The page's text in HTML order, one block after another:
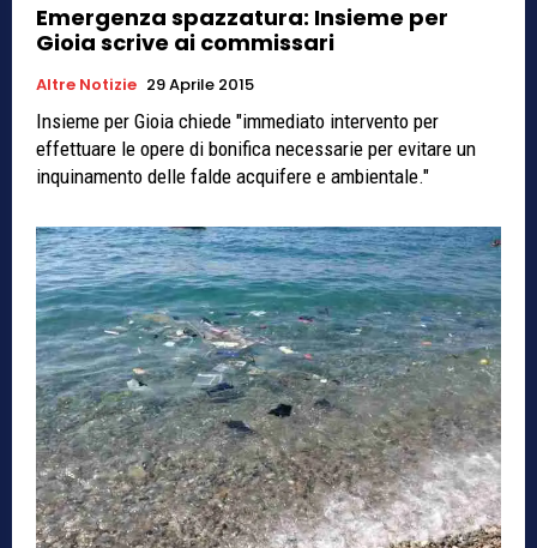
Emergenza spazzatura: Insieme per
Gioia scrive ai commissari
Altre Notizie 29 Aprile 2015
Insieme per Gioia chiede "immediato intervento per
effettuare le opere di bonifica necessarie per evitare un
inquinamento delle falde acquifere e ambientale."